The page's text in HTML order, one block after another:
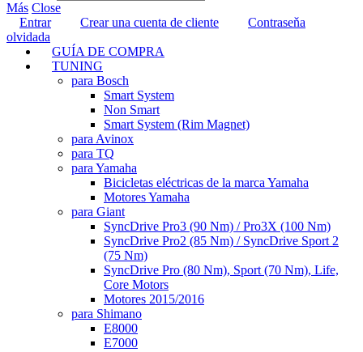
Más Close
Entrar
Crear una cuenta de cliente
Contraseňa
olvidada
GUÍA DE COMPRA
TUNING
para Bosch
Smart System
Non Smart
Smart System (Rim Magnet)
para Avinox
para TQ
para Yamaha
Bicicletas eléctricas de la marca Yamaha
Motores Yamaha
para Giant
SyncDrive Pro3 (90 Nm) / Pro3X (100 Nm)
SyncDrive Pro2 (85 Nm) / SyncDrive Sport 2
(75 Nm)
SyncDrive Pro (80 Nm), Sport (70 Nm), Life,
Core Motors
Motores 2015/2016
para Shimano
E8000
E7000